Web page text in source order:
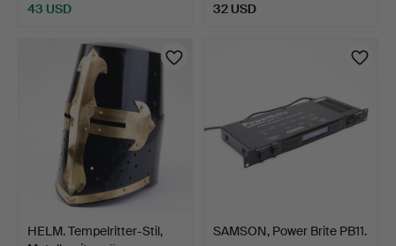
43 USD 32 USD
HELM. Tempelritter-Stil,
SAMSON, Power Brite PB11.